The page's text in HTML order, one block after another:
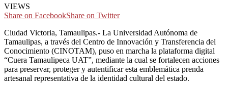
VIEWS
Share on FacebookShare on Twitter
Ciudad Victoria, Tamaulipas.- La Universidad Autónoma de
Tamaulipas, a través del Centro de Innovación y Transferencia del
Conocimiento (CINOTAM), puso en marcha la plataforma digital
“Cuera Tamaulipeca UAT”, mediante la cual se fortalecen acciones
para preservar, proteger y autentificar esta emblemática prenda
artesanal representativa de la identidad cultural del estado.